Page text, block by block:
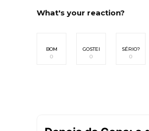
What's your reaction?
BOM
0
GOSTEI
0
SÉRIO?
0